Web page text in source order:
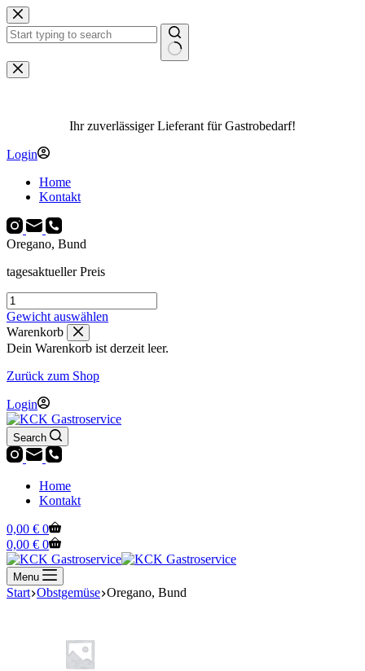
Zum
Inhalt
springen
Keine
Ergebnisse
Ihr zuverlässiger Lieferant für Gastrobedarf!
Login
Home
Kontakt
Oregano, Bund
tagesaktueller Preis
Oregano,
Bund
Menge
Gewicht auswählen
Warenkorb
Dein Warenkorb ist derzeit leer.
Zurück zum Shop
Login
Search
Home
Kontakt
Warenkorb
0,00 € 0
Warenkorb
0,00 € 0
Menu
Start Obstgemüse Oregano, Bund